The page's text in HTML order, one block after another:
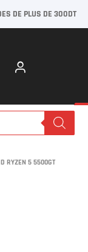
DE PLUS DE 300DT
RYZEN 5 5500GT